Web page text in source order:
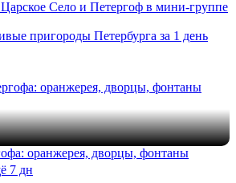
пригороды Петербурга за 1 день
оранжерея, дворцы, фонтаны
7 дн